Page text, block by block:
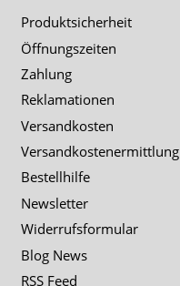
Produktsicherheit
Öffnungszeiten
Zahlung
Reklamationen
Versandkosten
Versandkostenermittlung
Bestellhilfe
Newsletter
Widerrufsformular
Blog News
RSS Feed